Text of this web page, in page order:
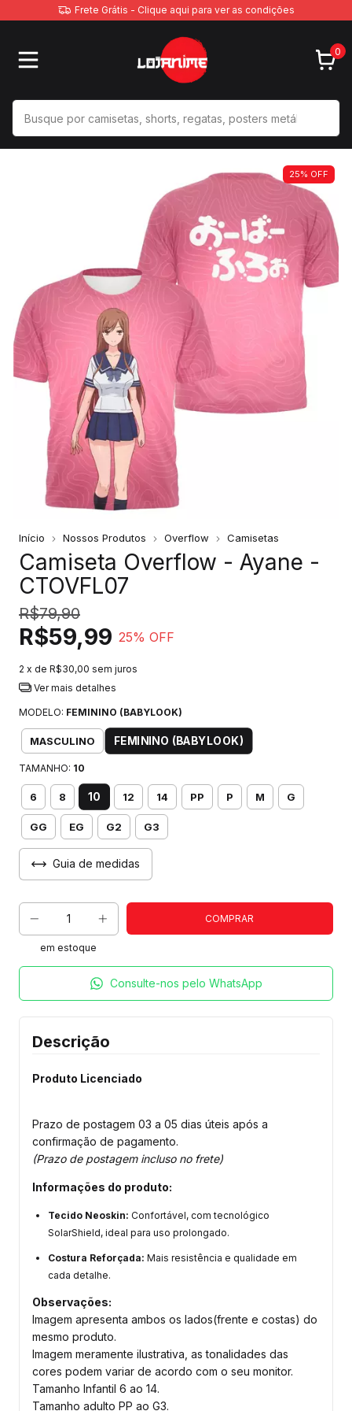
Frete Grátis - Clique aqui para ver as condições
0
25% OFF
Início Nossos Produtos Overflow Camisetas
Camiseta Overflow - Ayane -
CTOVFL07
R$79,90
R$59,99 25% OFF
2 x de R$30,00 sem juros
Ver mais detalhes
MODELO: FEMININO (BABYLOOK)
MASCULINO FEMININO (BABYLOOK)
TAMANHO: 10
6 8 10 12 14 PP P M G
GG EG G2 G3
Guia de medidas
em estoque
Consulte-nos pelo WhatsApp
Descrição
Produto Licenciado
Prazo de postagem 03 a 05 dias úteis após a
confirmação de pagamento.
(Prazo de postagem incluso no frete)
Informações do produto:
Tecido Neoskin: Confortável, com tecnológico
SolarShield, ideal para uso prolongado.
Costura Reforçada: Mais resistência e qualidade em
cada detalhe.
Observações:
Imagem apresenta ambos os lados(frente e costas) do
mesmo produto.
Imagem meramente ilustrativa, as tonalidades das
cores podem variar de acordo com o seu monitor.
Tamanho Infantil 6 ao 14.
Tamanho adulto PP ao G3.